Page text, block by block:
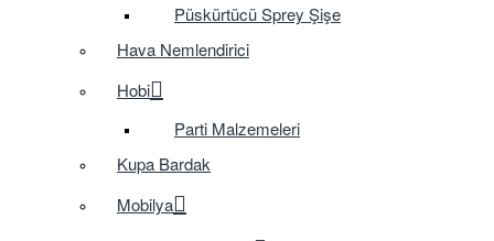
Püskürtücü Sprey Şişe
Hava Nemlendirici
Hobi
Parti Malzemeleri
Kupa Bardak
Mobilya